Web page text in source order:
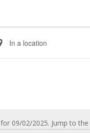
Notice
09/02/2025. Jump to the